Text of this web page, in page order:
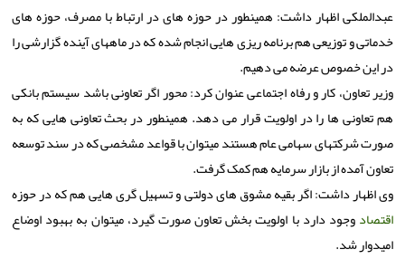
عبدالملکی اظهار داشت: همینطور در حوزه های در ارتباط با مصرف، حوزه های
خدماتی و توزیعی هم برنامه ریزی هایی انجام شده که در ماههای آینده گزارشی را
در این خصوص عرضه می دهیم.
وزیر تعاون، کار و رفاه اجتماعی عنوان کرد: محور اگر تعاونی باشد سیستم بانکی
هم تعاونی ها را در اولویت قرار می دهد. همینطور در بحث تعاونی هایی که به
صورت شرکتهای سهامی عام هستند میتوان با قواعد مشخصی که در سند توسعه
تعاون آمده از بازار سرمایه هم کمک گرفت.
وی اظهار داشت: اگر بقیه مشوق های دولتی و تسهیل گری هایی هم که در حوزه
اقتصادوجود دارد با اولویت بخش تعاون صورت گیرد، میتوان به بهبود اوضاع
امیدوار شد.